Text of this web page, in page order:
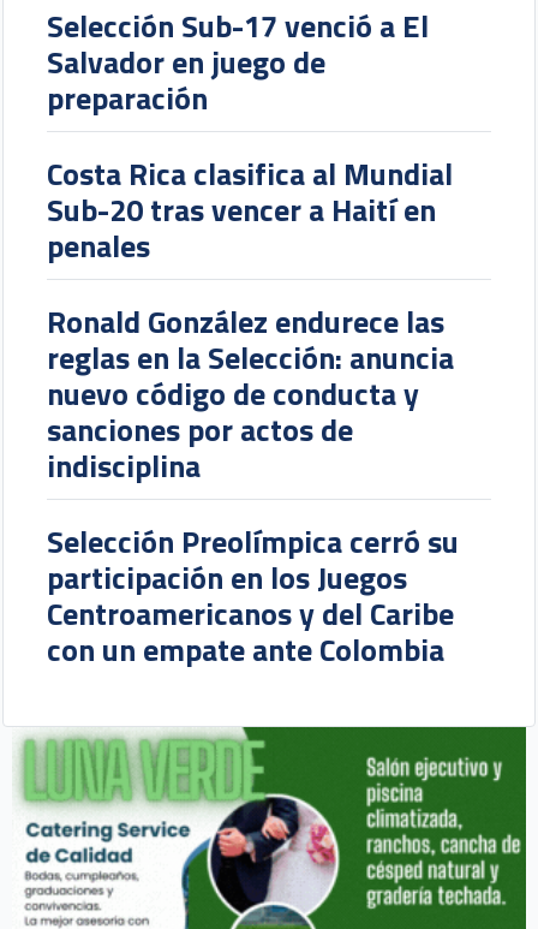
Selección Sub-17 venció a El
Salvador en juego de
preparación
Costa Rica clasifica al Mundial
Sub-20 tras vencer a Haití en
penales
Ronald González endurece las
reglas en la Selección: anuncia
nuevo código de conducta y
sanciones por actos de
indisciplina
Selección Preolímpica cerró su
participación en los Juegos
Centroamericanos y del Caribe
con un empate ante Colombia